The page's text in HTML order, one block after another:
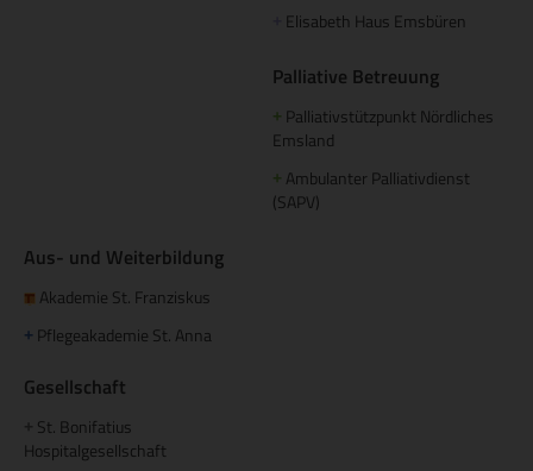
Elisabeth Haus Emsbüren
Palliative Betreuung
+ Palliativstützpunkt Nördliches
Emsland
+ Ambulanter Palliativdienst
(SAPV)
Aus- und Weiterbildung
Akademie St. Franziskus
+ Pflegeakademie St. Anna
Gesellschaft
St. Bonifatius
Hospitalgesellschaft